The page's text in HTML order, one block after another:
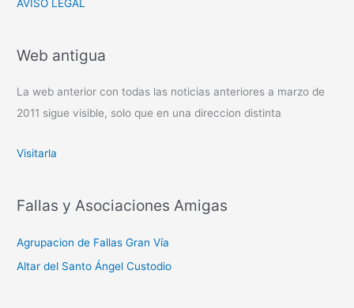
AVISO LEGAL
Web antigua
La web anterior con todas las noticias anteriores a marzo de
2011 sigue visible, solo que en una direccion distinta
Visitarla
Fallas y Asociaciones Amigas
Agrupacion de Fallas Gran Vía
Altar del Santo Ángel Custodio